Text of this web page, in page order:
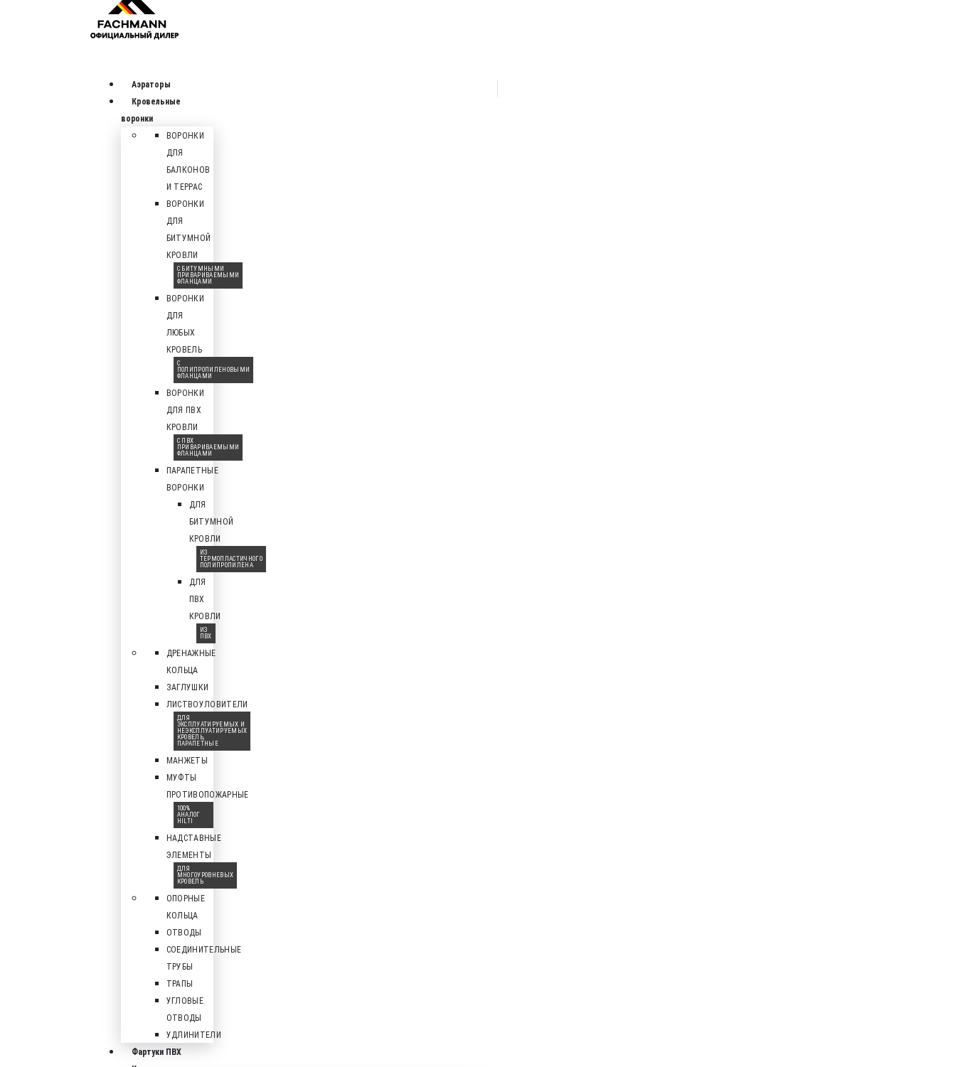
Аэраторы
Кровельные
воронки
ВОРОНКИ
ДЛЯ
БАЛКОНОВ
И ТЕРРАС
ВОРОНКИ
ДЛЯ
БИТУМНОЙ
КРОВЛИ
С БИТУМНЫМИ
ПРИВАРИВАЕМЫМИ
ФЛАНЦАМИ
ВОРОНКИ
ДЛЯ
ЛЮБЫХ
КРОВЕЛЬ
С
ПОЛИПРОПИЛЕНОВЫМИ
ФЛАНЦАМИ
ВОРОНКИ
ДЛЯ ПВХ
КРОВЛИ
С ПВХ
ПРИВАРИВАЕМЫМИ
ФЛАНЦАМИ
ПАРАПЕТНЫЕ
ВОРОНКИ
ДЛЯ
БИТУМНОЙ
КРОВЛИ
ИЗ
ТЕРМОПЛАСТИЧНОГО
ПОЛИПРОПИЛЕНА
ДЛЯ
ПВХ
КРОВЛИ
ИЗ
ПВХ
ДРЕНАЖНЫЕ
КОЛЬЦА
ЗАГЛУШКИ
ЛИСТВОУЛОВИТЕЛИ
ДЛЯ
ЭКСПЛУАТИРУЕМЫХ И
НЕЭКСПЛУАТИРУЕМЫХ
КРОВЕЛЬ,
ПАРАПЕТНЫЕ
МАНЖЕТЫ
МУФТЫ
ПРОТИВОПОЖАРНЫЕ
100%
АНАЛОГ
HILTI
НАДСТАВНЫЕ
ЭЛЕМЕНТЫ
ДЛЯ
МНОГОУРОВНЕВЫХ
КРОВЕЛЬ
ОПОРНЫЕ
КОЛЬЦА
ОТВОДЫ
СОЕДИНИТЕЛЬНЫЕ
ТРУБЫ
ТРАПЫ
УГЛОВЫЕ
ОТВОДЫ
УДЛИНИТЕЛИ
Фартуки ПВХ